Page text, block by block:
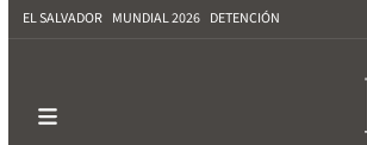
EL SALVADOR MUNDIAL 2026 DETENCIÓN